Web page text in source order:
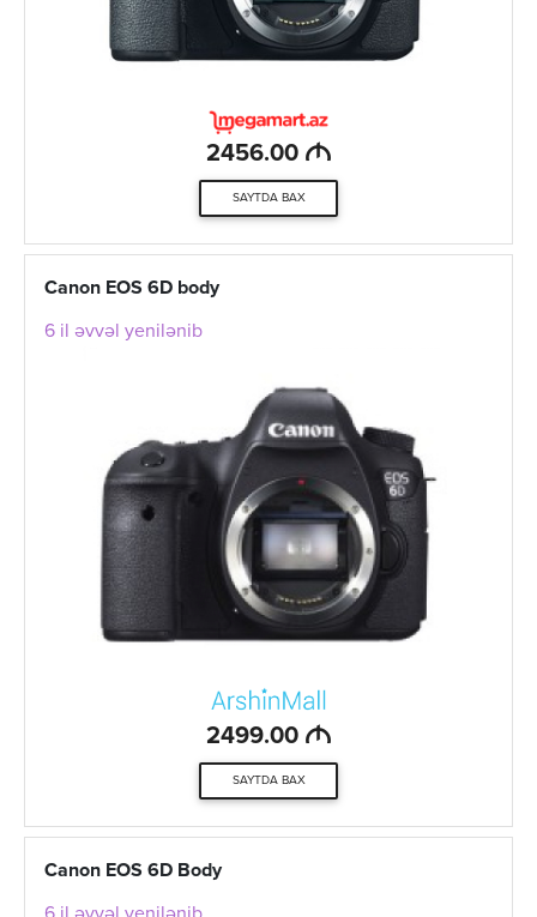
2456.00 M
SAYTDA BAX
Canon EOS 6D body
6 il əvvəl yenilənib
2499.00 M
SAYTDA BAX
Canon EOS 6D Body